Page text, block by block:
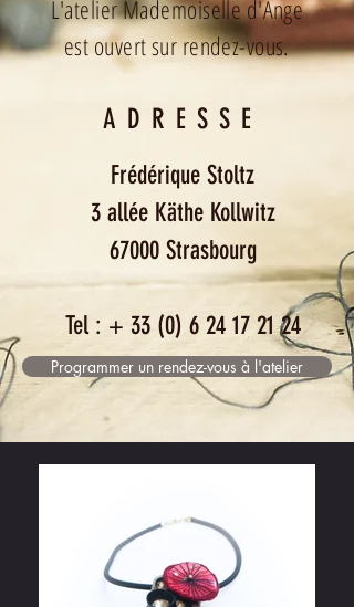
L'atelier Mademoiselle d'Ange
est ouvert sur rendez-vous.
ADRESSE
Frédérique Stoltz
3 allée Käthe Kollwitz
67000 Strasbourg
Tel : + 33 (0) 6 24 17 21 24
Programmer un rendez-vous à l'atelier